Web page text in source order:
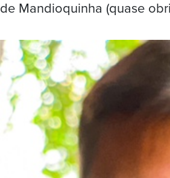
de Mandioquinha (quase